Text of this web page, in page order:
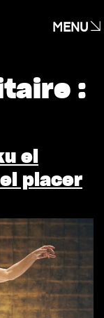
MENU
:
el
placer